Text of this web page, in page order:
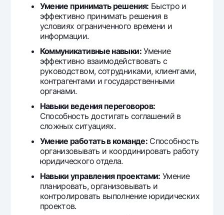
Умение принимать решения: Быстро и
эффективно принимать решения в
условиях ограниченного времени и
информации.
Коммуникативные навыки:Умение
эффективно взаимодействовать с
руководством, сотрудниками, клиентами,
контрагентами и государственными
органами.
Навыки ведения переговоров:
Способность достигать соглашений в
сложных ситуациях.
Умение работать в команде:Способность
организовывать и координировать работу
юридического отдела.
Навыки управления проектами: Умение
планировать, организовывать и
контролировать выполнение юридических
проектов.